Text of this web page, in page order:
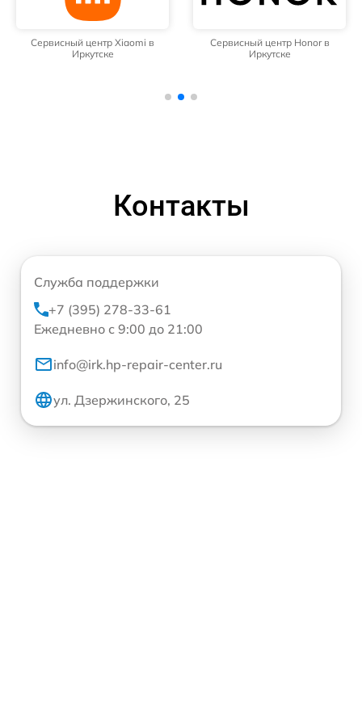
Сервисный центр Xiaomi в
Иркутске
Сервисный центр Honor в
Иркутске
Контакты
Служба поддержки
+7 (395) 278-33-61
Ежедневно с 9:00 до 21:00
info@irk.hp-repair-center.ru
ул. Дзержинского, 25